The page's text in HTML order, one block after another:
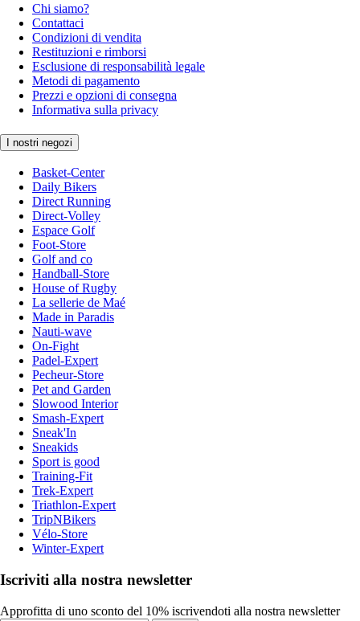
Chi siamo?
Contattaci
Condizioni di vendita
Restituzioni e rimborsi
Esclusione di responsabilità legale
Metodi di pagamento
Prezzi e opzioni di consegna
Informativa sulla privacy
I nostri negozi
Basket-Center
Daily Bikers
Direct Running
Direct-Volley
Espace Golf
Foot-Store
Golf and co
Handball-Store
House of Rugby
La sellerie de Maé
Made in Paradis
Nauti-wave
On-Fight
Padel-Expert
Pecheur-Store
Pet and Garden
Slowood Interior
Smash-Expert
Sneak'In
Sneakids
Sport is good
Training-Fit
Trek-Expert
Triathlon-Expert
TripNBikers
Vélo-Store
Winter-Expert
Iscriviti alla nostra newsletter
Approfitta di uno sconto del 10% iscrivendoti alla nostra newsletter